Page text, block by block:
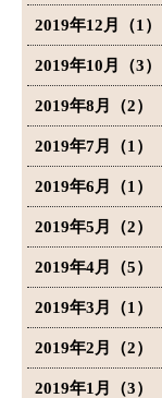
2019年12月（1）
2019年10月（3）
2019年8月（2）
2019年7月（1）
2019年6月（1）
2019年5月（2）
2019年4月（5）
2019年3月（1）
2019年2月（2）
2019年1月（3）